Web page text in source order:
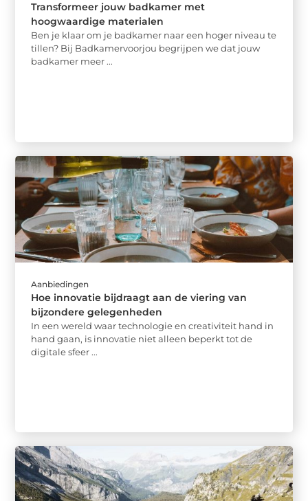
Transformeer jouw badkamer met
hoogwaardige materialen
Ben je klaar om je badkamer naar een hoger niveau te
tillen? Bij Badkamervoorjou begrijpen we dat jouw
badkamer meer ...
Aanbiedingen
Hoe innovatie bijdraagt aan de viering van
bijzondere gelegenheden
In een wereld waar technologie en creativiteit hand in
hand gaan, is innovatie niet alleen beperkt tot de
digitale sfeer ...